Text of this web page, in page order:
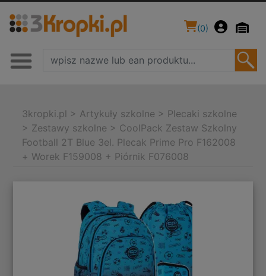
(0)
3kropki.pl > Artykuły szkolne > Plecaki szkolne
> Zestawy szkolne > CoolPack Zestaw Szkolny
Football 2T Blue 3el. Plecak Prime Pro F162008
+ Worek F159008 + Piórnik F076008